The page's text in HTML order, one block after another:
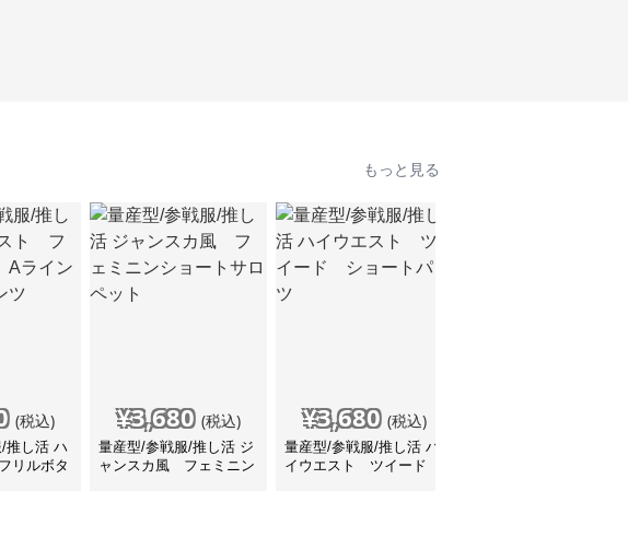
もっと見る
(税込)
推し活 ハ
リルボタ
¥3,680 (税込)
量産型/参戦服/推し活 ジ
ャンスカ風 フェミニン
¥3,680 (税込)
量産型/参戦服/推し活 ハ
イウエスト ツイード